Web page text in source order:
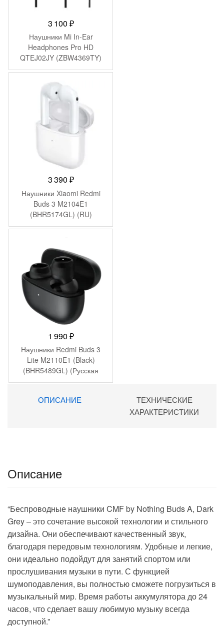
3 100 ₽
Наушники Mi In-Ear
Headphones Pro HD
QTEJ02JY (ZBW4369TY)
3 390 ₽
Наушники Xiaomi Redmi
Buds 3 M2104E1
(BHR5174GL) (RU)
1 990 ₽
Наушники Redmi Buds 3
Lite M2110E1 (Black)
(BHR5489GL) (Русская
версия)
ОПИСАНИЕ
ТЕХНИЧЕСКИЕ
ХАРАКТЕРИСТИКИ
Описание
“Беспроводные наушники CMF by Nothing Buds A, Dark
Grey – это сочетание высокой технологии и стильного
дизайна. Они обеспечивают качественный звук,
благодаря передовым технологиям. Удобные и легкие,
они идеально подойдут для занятий спортом или
прослушивания музыки в пути. С функцией
шумоподавления, вы полностью сможете погрузиться в
музыкальный мир. Время работы аккумулятора до 24
часов, что сделает вашу любимую музыку всегда
доступной.”